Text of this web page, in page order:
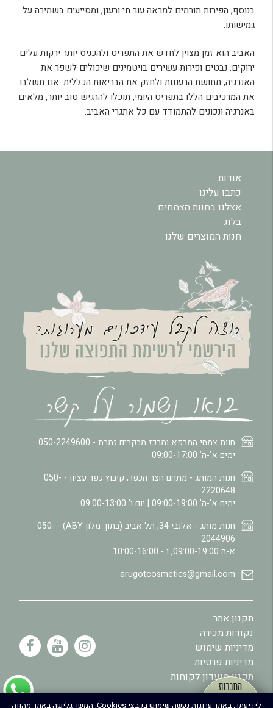
בנוסף, הפירות תורמים למראה עור חי ורענן, ומסייעים בשמירה על
גמישותו.
האביב הוא זמן מצוין לחדש את התפריט ולהכניס יותר ירקות עלים
ירוקים, נבטים ופירות עשירים בויטמינים שיכולים לשפר את
האנרגיה, תחושת הרעננות ולחזק את הבריאות הכללית. אם תשלבו
את המרכיבים הללו בתפריט היומי, תוכלו להרגיש טוב יותר, מלאים
באנרגיה ונכונים להתמודד עם כל אתגרי האביב.
חוות צמחי המרפא ומרכז מבקרים זמרת - 050-2249600
ימים א’-ה’ 09:00-17:00
חנות המותג - מתחם חצר הכפר, קיבוץ כפר עציון - 050-
2220648
ימים א’-ה’ 09:00-19:00 | יום ו’ 09:00-13:00
חנות מותג - אלנבי 34, תל אביב (בתוך מלון ABY) -
050-
2044906
א-ה 09:00-19:00, ו - 10:00-16:00
arugotcosmetics@gmail.com
תקנון אתר
נקודות מכירה
מדיניות שימוש
מדיניות פרטיות
תקנון מועדון לקוחות
אודות
כתבו עלינו
אצלנו בחוות הצמחים
בלוג
חנות המוצרים שלנו
לידיעתך, באתר ערוגות נעשה שימוש בקבצי Cookies, המשך גלישה באתר מהווה
.